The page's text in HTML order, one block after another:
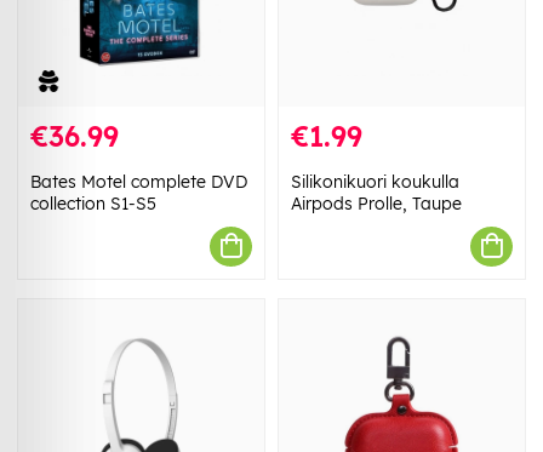
€36.99
Bates Motel complete DVD
collection S1-S5
€1.99
Silikonikuori koukulla
Airpods Prolle, Taupe